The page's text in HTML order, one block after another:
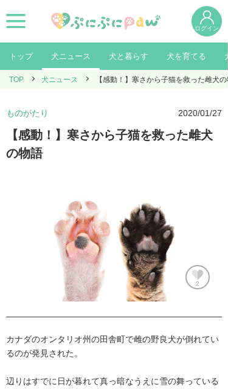
ログイン
トップ 犬ニュース 犬と暮らす 犬を育てる
TOP 犬ニュース 【感動！】寒さから子猫を救った雌犬の
ものがたり 2020/01/27
【感動！】寒さから子猫を救った雌犬
の物語
2
カナダのオンタリオ州の田舎町で雌の野良犬が倒れてい
るのが発見された。
辺りはすでに日が暮れて真っ暗なうえに雪の舞っている